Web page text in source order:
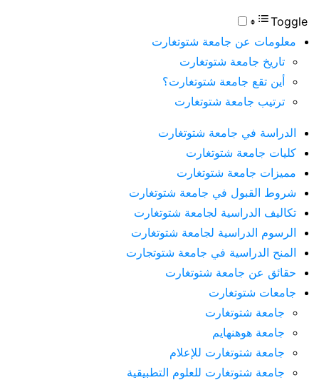
Toggle
معلومات عن جامعة شتوتغارت
تاريخ جامعة شتوتغارت
أين تقع جامعة شتوتغارت؟
ترتيب جامعة شتوتغارت
الدراسة في جامعة شتوتغارت
كليات جامعة شتوتغارت
مميزات جامعة شتوتغارت
شروط القبول في جامعة شتوتغارت
تكاليف الدراسية لجامعة شتوتغارت
الرسوم الدراسية لجامعة شتوتغارت
المنح الدراسية في جامعة شتوتجارت
حقائق عن جامعة شتوتغارت
جامعات شتوتغارت
جامعة شتوتغارت
جامعة هوهنهايم
جامعة شتوتغارت للإعلام
جامعة شتوتغارت للعلوم التطبيقية